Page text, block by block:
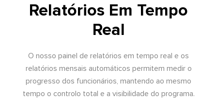
Relatórios Em Tempo
Real
O nosso painel de relatórios em tempo real e os
relatórios mensais automáticos permitem medir o
progresso dos funcionários, mantendo ao mesmo
tempo o controlo total e a visibilidade do programa.